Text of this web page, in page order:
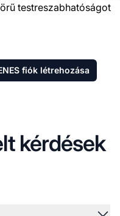
testreszabhatóságot
fiók létrehozása
kérdések